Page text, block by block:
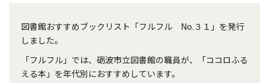
図書館おすすめブックリスト「フルフル No.３１」を発行
しました。
「フルフル」では、砺波市立図書館の職員が、「ココロふる
える本」を年代別におすすめしています。